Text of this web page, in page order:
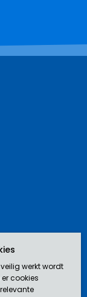
werkt wordt
cookies